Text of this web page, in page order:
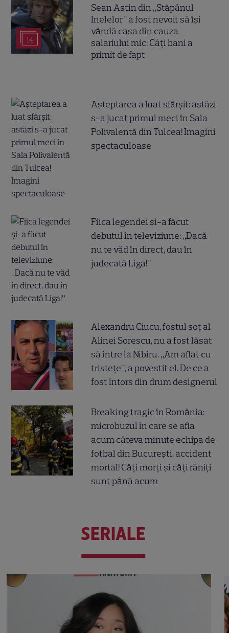
14
Sean Astin din „Stăpânul
Inelelor” a fost nevoit să își
vândă casa din cauza
salariului mic: Câți bani a
primit de fapt
Așteptarea a luat sfârșit: astăzi
s-a jucat primul meci în Sala
Polivalentă din Tulcea! Imagini
spectaculoase
Fiica legendei și-a făcut
debutul în televiziune: „Dacă
nu te văd în direct, dau în
judecată Liga!”
Alexandru Ciucu, fostul soț al
Alinei Sorescu, nu a fost lăsat
să intre la Nibiru. „Am aflat cu
tristețe”, a povestit el. De ce a
fost întors din drum designerul
Breaking tragic în România:
microbuzul în care se afla
acum câteva minute echipa de
fotbal din București, accident
mortal! Câți morți și câți răniți
sunt până acum
SERIALE